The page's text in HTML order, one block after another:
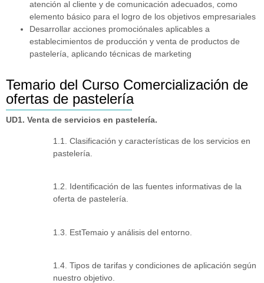
atención al cliente y de comunicación adecuados, como
elemento básico para el logro de los objetivos empresariales
Desarrollar acciones promociónales aplicables a
establecimientos de producción y venta de productos de
pastelería, aplicando técnicas de marketing
Temario del Curso Comercialización de
ofertas de pastelería
UD1. Venta de servicios en pastelería.
1.1. Clasificación y características de los servicios en
pastelería.
1.2. Identificación de las fuentes informativas de la
oferta de pastelería.
1.3. EstTemaio y análisis del entorno.
1.4. Tipos de tarifas y condiciones de aplicación según
nuestro objetivo.